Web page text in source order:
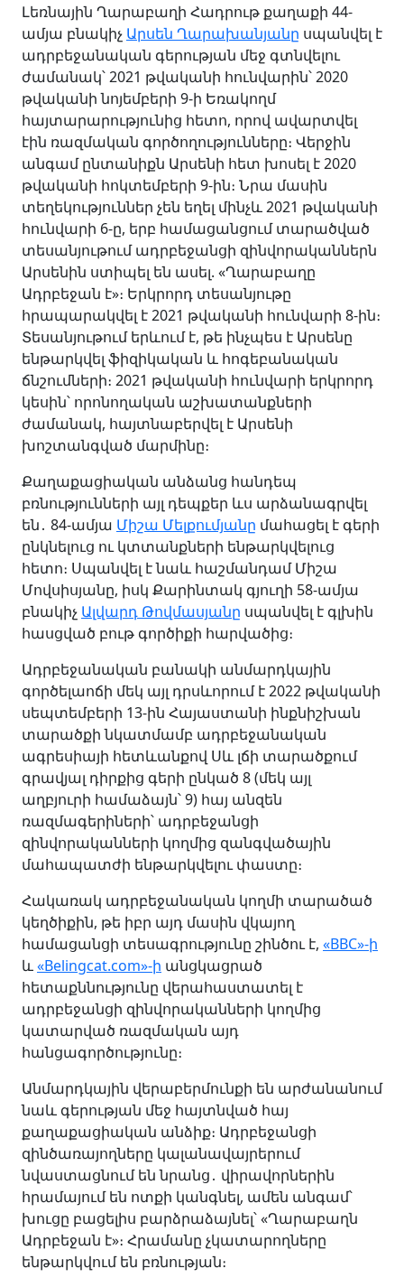
Լեռնային Ղարաբաղի Հադրութ քաղաքի 44-
ամյա բնակիչ Արսեն Ղարախանյանը սպանվել է
ադրբեջանական գերության մեջ գտնվելու
ժամանակ՝ 2021 թվականի հունվարին՝ 2020
թվականի նոյեմբերի 9-ի Եռակողմ
հայտարարությունից հետո, որով ավարտվել
էին ռազմական գործողությունները։ Վերջին
անգամ ընտանիքն Արսենի հետ խոսել է 2020
թվականի հոկտեմբերի 9-ին։ Նրա մասին
տեղեկություններ չեն եղել մինչև 2021 թվականի
հունվարի 6-ը, երբ համացանցում տարածված
տեսանյութում ադրբեջանցի զինվորականներն
Արսենին ստիպել են ասել. «Ղարաբաղը
Ադրբեջան է»։ Երկրորդ տեսանյութը
հրապարակվել է 2021 թվականի հունվարի 8-ին։
Տեսանյութում երևում է, թե ինչպես է Արսենը
ենթարկվել ֆիզիկական և հոգեբանական
ճնշումների։ 2021 թվականի հունվարի երկրորդ
կեսին՝ որոնողական աշխատանքների
ժամանակ, հայտնաբերվել է Արսենի
խոշտանգված մարմինը։
Քաղաքացիական անձանց հանդեպ
բռնությունների այլ դեպքեր ևս արձանագրվել
են․ 84-ամյա Միշա Մելքումյանը մահացել է գերի
ընկնելուց ու կտտանքների ենթարկվելուց
հետո։ Սպանվել է նաև հաշմանդամ Միշա
Մովսիսյանը, իսկ Քարինտակ գյուղի 58-ամյա
բնակիչ Ալվարդ Թովմասյանը սպանվել է գլխին
հասցված բութ գործիքի հարվածից։
Ադրբեջանական բանակի անմարդկային
գործելաոճի մեկ այլ դրսևորում է 2022 թվականի
սեպտեմբերի 13-ին Հայաստանի ինքնիշխան
տարածքի նկատմամբ ադրբեջանական
ագրեսիայի հետևանքով Սև լճի տարածքում
գրավյալ դիրքից գերի ընկած 8 (մեկ այլ
աղբյուրի համաձայն՝ 9) հայ անզեն
ռազմագերիների՝ ադրբեջանցի
զինվորականների կողմից զանգվածային
մահապատժի ենթարկվելու փաստը։
Հակառակ ադրբեջանական կողմի տարածած
կեղծիքին, թե իբր այդ մասին վկայող
համացանցի տեսագրությունը շինծու է, «BBC»-ի
և«Belingcat.com»-ի անցկացրած
հետաքննությունը վերահաստատել է
ադրբեջանցի զինվորականների կողմից
կատարված ռազմական այդ
հանցագործությունը։
Անմարդկային վերաբերմունքի են արժանանում
նաև գերության մեջ հայտնված հայ
քաղաքացիական անձիք։ Ադրբեջանցի
զինծառայողները կալանավայրերում
նվաստացնում են նրանց․ վիրավորներին
հրամայում են ոտքի կանգնել, ամեն անգամ՝
խուցը բացելիս բարձրաձայնել՝ «Ղարաբաղն
Ադրբեջան է»։ Հրամանը չկատարողները
ենթարկվում են բռնության։